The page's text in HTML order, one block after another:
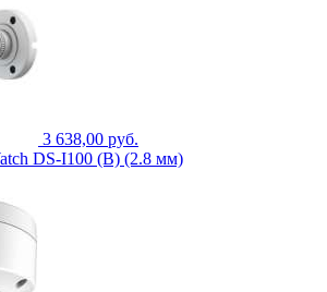
3 638,00 руб.
DS-I100 (B) (2.8 мм)